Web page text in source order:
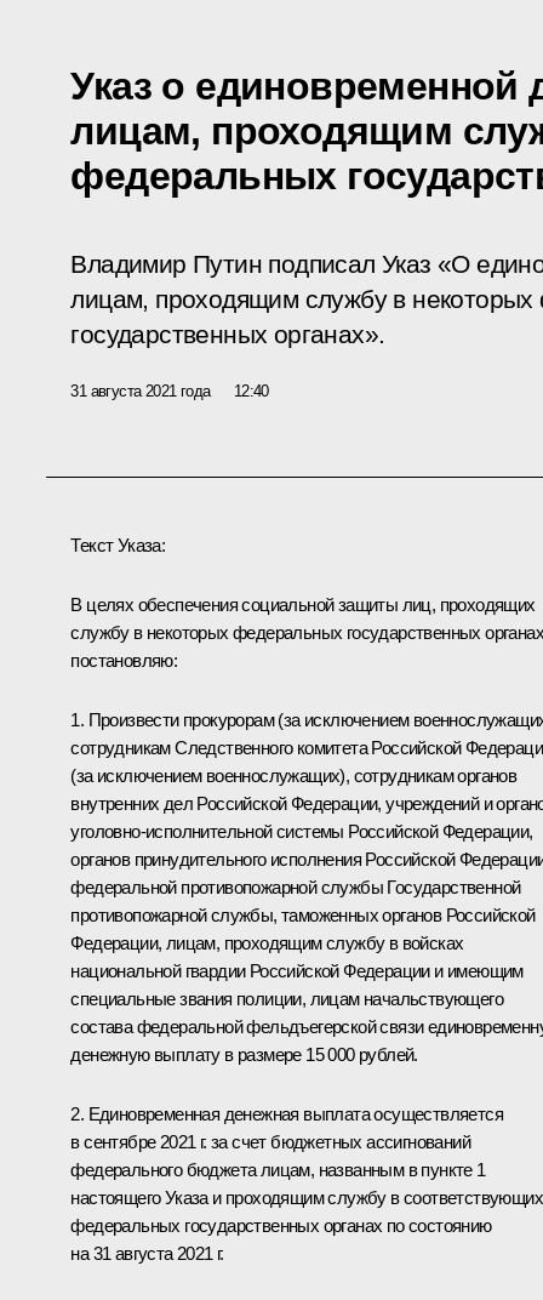
Указ о единовременной
лицам, проходящим
федеральных
Владимир Путин подписал Указ «О
лицам, проходящим службу в
государственных органах».
31 августа 2021 года 12:40
Текст Указа:
В целях обеспечения социальной защиты лиц, проходящих
службу в некоторых федеральных государственных
постановляю:
1. Произвести прокурорам (за исключением
сотрудникам Следственного комитета Российской
(за исключением военнослужащих), сотрудникам органов
внутренних дел Российской Федерации, учреждений и
уголовно-исполнительной системы Российской Федерации,
органов принудительного исполнения Российской
федеральной противопожарной службы Государственной
противопожарной службы, таможенных органов Российской
Федерации, лицам, проходящим службу в войсках
национальной гвардии Российской Федерации и имеющим
специальные звания полиции, лицам начальствующего
состава федеральной фельдъегерской связи
денежную выплату в размере 15 000 рублей.
2. Единовременная денежная выплата осуществляется
в сентябре 2021 г. за счет бюджетных ассигнований
федерального бюджета лицам, названным в пункте 1
настоящего Указа и проходящим службу в соответствующих
федеральных государственных органах по состоянию
на 31 августа 2021 г.